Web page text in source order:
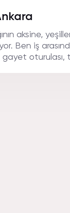
aksine,
Ben iş
oturulası,